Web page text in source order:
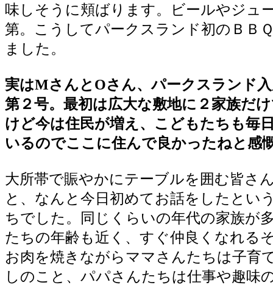
味しそうに頬ばります。ビールやジュ
第。こうしてパークスランド初のＢＢ
ました。
実はMさんとOさん、パークスランド
第２号。最初は広大な敷地に２家族だ
けど今は住民が増え、こどもたちも毎
いるのでここに住んで良かったねと感
大所帯で賑やかにテーブルを囲む皆さ
と、なんと今日初めてお話をしたとい
ちでした。同じくらいの年代の家族が
たちの年齢も近く、すぐ仲良くなれる
お肉を焼きながらママさんたちは子育
しのこと、パパさんたちは仕事や趣味